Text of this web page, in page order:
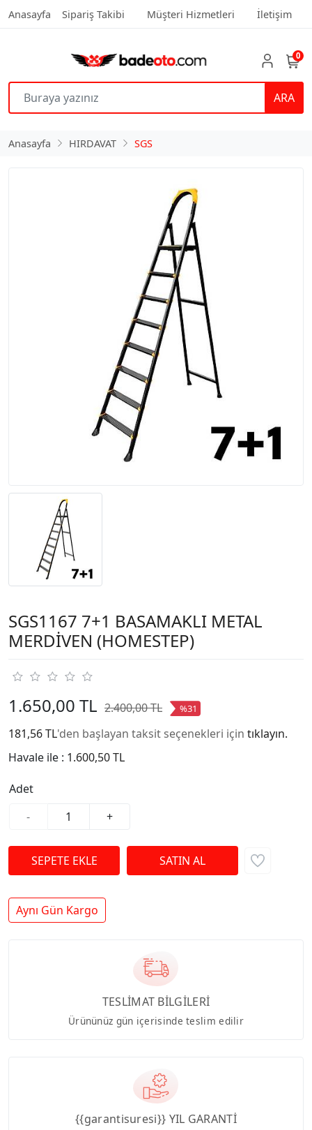
Anasayfa Sipariş Takibi Müşteri Hizmetleri İletişim
ARA
0
Anasayfa HIRDAVAT SGS
SGS1167 7+1 BASAMAKLI METAL
MERDİVEN (HOMESTEP)
1.650,00 TL 2.400,00 TL %31
181,56 TL'den başlayan taksit seçenekleri için tıklayın.
Havale ile : 1.600,50 TL
Adet
-
+
Aynı Gün Kargo
TESLİMAT BİLGİLERİ
Ürününüz gün içerisinde teslim edilir
{{garantisuresi}} YIL GARANTİ